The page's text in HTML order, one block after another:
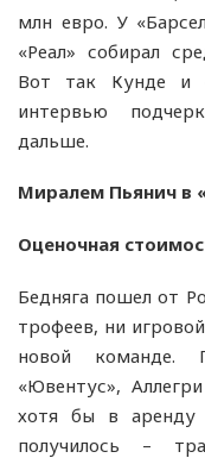
млн евро. У
«Реал» собирал
Вот так Кунде и
интервью
дальше.
Миралем Пьянич в
Оценочная
Бедняга пошел от
трофеев, ни
новой команде.
«Ювентус»,
хотя бы в аренду
получилось –